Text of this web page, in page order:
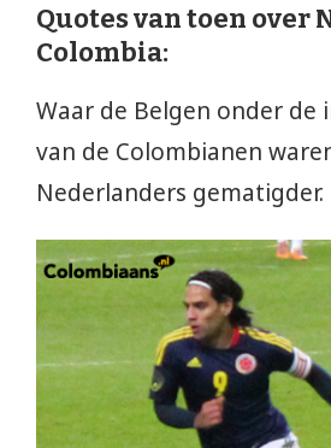
Quotes van toen over
Colombia:
Waar de Belgen onder de
van de Colombianen
Nederlanders gematigder.